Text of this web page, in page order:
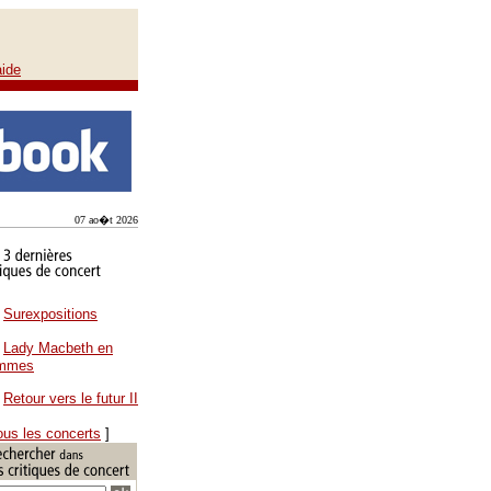
07 ao�t 2026
Surexpositions
Lady Macbeth en
Retour vers le futur II
les concerts ]